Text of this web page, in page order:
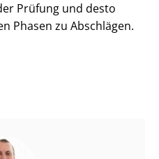
Prüfung und desto
Phasen zu Abschlägen.